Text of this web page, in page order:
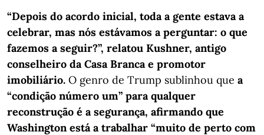
“Depois do acordo inicial, toda a gente estava a
celebrar, mas nós estávamos a perguntar: o que
fazemos a seguir?”, relatou Kushner, antigo
conselheiro da Casa Branca e promotor
imobiliário. O genro de Trump sublinhou que a
“condição número um” para qualquer
reconstrução é a segurança, afirmando que
Washington está a trabalhar “muito de perto com